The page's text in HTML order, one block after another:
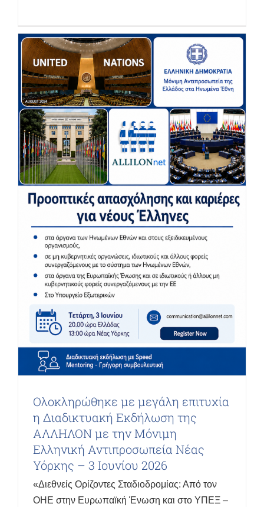
Ολοκληρώθηκε με μεγάλη επιτυχία
η Διαδικτυακή Εκδήλωση της
ΑΛΛΗΛΟΝ με την Μόνιμη
Ελληνική Αντιπροσωπεία Νέας
Υόρκης – 3 Ιουνίου 2026
«Διεθνείς Ορίζοντες Σταδιοδρομίας: Από τον
ΟΗΕ στην Ευρωπαϊκή Ένωση και στο ΥΠΕΞ –